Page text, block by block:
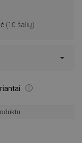
(10 šalių)